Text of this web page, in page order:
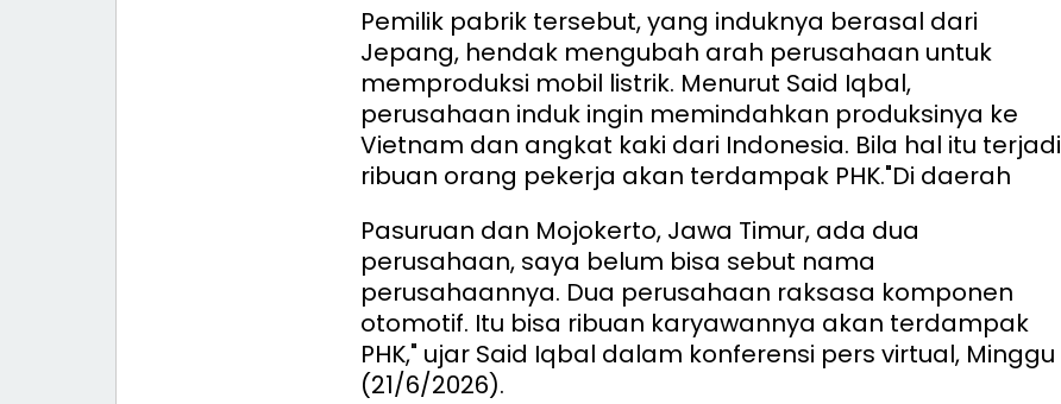
Pemilik pabrik tersebut, yang induknya berasal dari
Jepang, hendak mengubah arah perusahaan untuk
memproduksi mobil listrik. Menurut Said Iqbal,
perusahaan induk ingin memindahkan produksinya ke
Vietnam dan angkat kaki dari Indonesia. Bila hal itu terjadi
ribuan orang pekerja akan terdampak PHK."Di daerah
Pasuruan dan Mojokerto, Jawa Timur, ada dua
perusahaan, saya belum bisa sebut nama
perusahaannya. Dua perusahaan raksasa komponen
otomotif. Itu bisa ribuan karyawannya akan terdampak
PHK," ujar Said Iqbal dalam konferensi pers virtual, Minggu
(21/6/2026).